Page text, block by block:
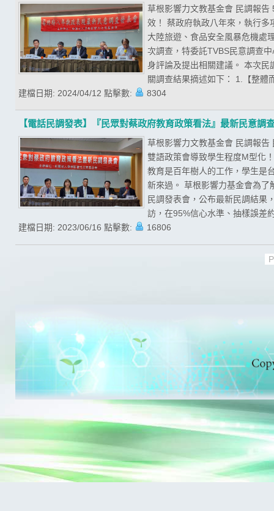
草根影響力文教基金會 民調報
效！ 蔡政府執政八年來，執行
大陸旅遊、食品安全風暴危機處
次調查，特委託TVBS民意調查
身評論及提出相關建議。 本次
關調查結果摘述如下： 1.【整
建檔日期: 2024/04/12 點擊數: 8304
【電話民調發表】『民眾對蔡政府教育政策看法』最新民意調
草根影響力文教基金會 民調報
雙語政策會導致學生程度M型化
教育是百年樹人的工作，學生是
新來過。 草根影響力基金會為了
民調發表會，公布最新民調結果
訪，在95%信心水準、抽樣誤差
建檔日期: 2023/06/16 點擊數: 16806